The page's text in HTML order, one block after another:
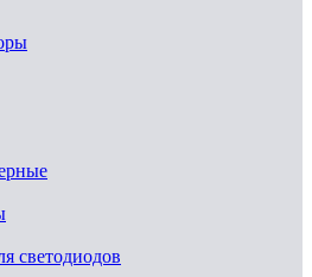
светодиодов